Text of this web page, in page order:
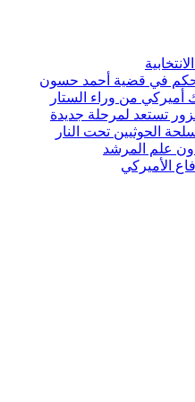
في قضية أحمد حسون
أميركي من وراء الستار
تستعد لمرحلة جديدة
الحوثيين تحت النار
علم المرشد
الأميركي